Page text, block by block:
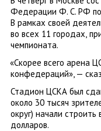
Федерации Ф. С. РФ
В рамках своей
во всех 11 городах,
чемпионата.
«Скорее всего арена
конфедераций», —
Стадион ЦСКА был
около 30 тысяч
округ) начали строить
долларов.